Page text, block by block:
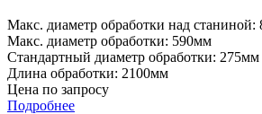
Макс. диаметр обработки над станиной:
Макс. диаметр обработки: 590мм
Стандартный диаметр обработки: 275мм
Длина обработки: 2100мм
Цена по запросу
Подробнее